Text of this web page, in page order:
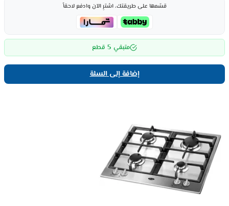
قسّمها على طريقتك، اشترِ الآن وادفع لاحقاً
متبقي 5 قطع
إضافة إلى السلة